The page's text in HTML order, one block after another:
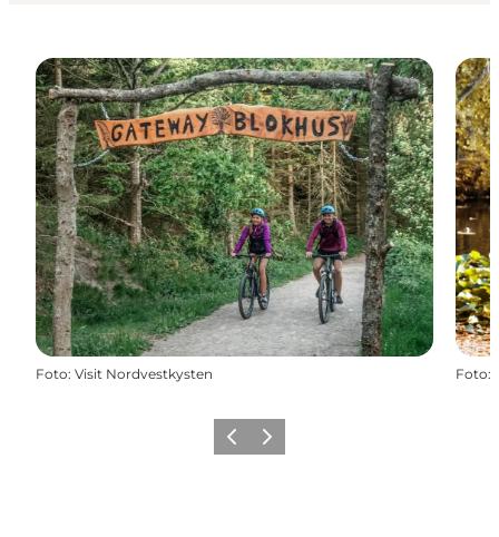
Foto: Visit Nordvestkysten Foto:
ZurückWeiter